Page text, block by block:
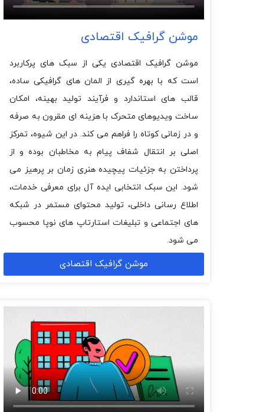
موشن گرافیک اقتصادی
موشن گرافیک اقتصادی یکی از سبک های پرکاربرد
است که با بهره گیری از المان های گرافیکی ساده،
قالب های استاندارد و فرآیند تولید بهینه، امکان
ساخت ویدیوهای متحرک با هزینه ای مقرون به صرفه
و در زمانی کوتاه را فراهم می کند. در این شیوه، تمرکز
اصلی بر انتقال شفاف پیام به مخاطبان بوده و از
پرداختن به جزئیات پیچیده هنری زمان بر پرهیز می
شود. این سبک انتخابی ایده آل برای معرفی خدمات،
اطلاع رسانی داخلی، تولید محتوای مستمر در شبکه
های اجتماعی و تبلیغات استارتاپ های نوپا محسوب
می شود.
موشن گرافیک اقتصادی